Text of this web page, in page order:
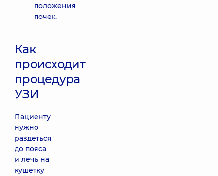
положения
почек.
Как
происходит
процедура
УЗИ
Пациенту
нужно
раздеться
до пояса
и лечь на
кушетку